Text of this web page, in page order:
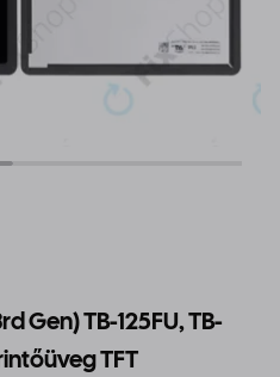
Gen) TB-125FU, TB-
TFT